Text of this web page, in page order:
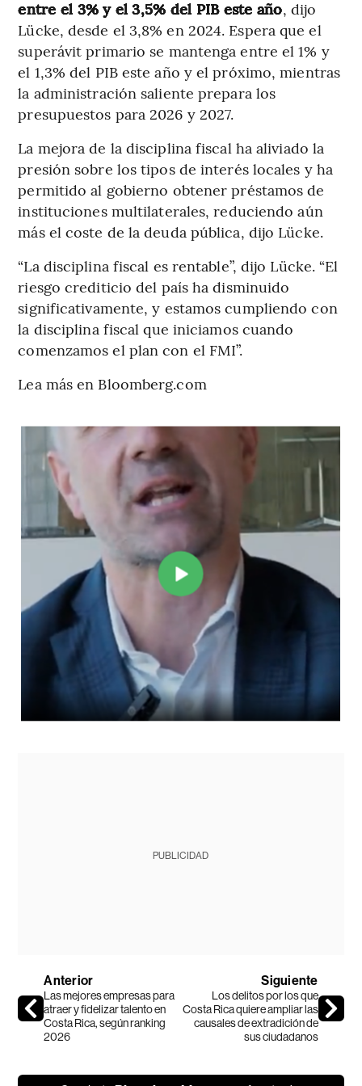
entre el 3% y el 3,5% del PIB este año, dijo
Lücke, desde el 3,8% en 2024. Espera que el
superávit primario se mantenga entre el 1% y
el 1,3% del PIB este año y el próximo, mientras
la administración saliente prepara los
presupuestos para 2026 y 2027.
La mejora de la disciplina fiscal ha aliviado la
presión sobre los tipos de interés locales y ha
permitido al gobierno obtener préstamos de
instituciones multilaterales, reduciendo aún
más el coste de la deuda pública, dijo Lücke.
“La disciplina fiscal es rentable”, dijo Lücke. “El
riesgo crediticio del país ha disminuido
significativamente, y estamos cumpliendo con
la disciplina fiscal que iniciamos cuando
comenzamos el plan con el FMI”.
Lea más en Bloomberg.com
PUBLICIDAD
Anterior
Las mejores empresas para
atraer y fidelizar talento en
Costa Rica, según ranking
2026
Siguiente
Los delitos por los que
Costa Rica quiere ampliar las
causales de extradición de
sus ciudadanos